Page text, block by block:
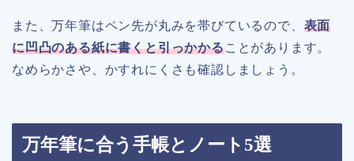
また、万年筆はペン先が丸みを帯びているので、 表面
に凹凸のある紙に書くと引っかかることがあります。
なめらかさや、かすれにくさも確認しましょう。
万年筆に合う手帳とノート5選